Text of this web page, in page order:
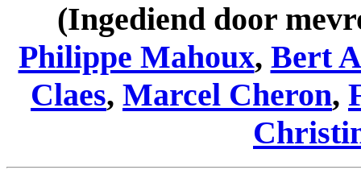
(Ingediend door
Philippe Mahoux, Bert
Claes, Marcel Cheron,